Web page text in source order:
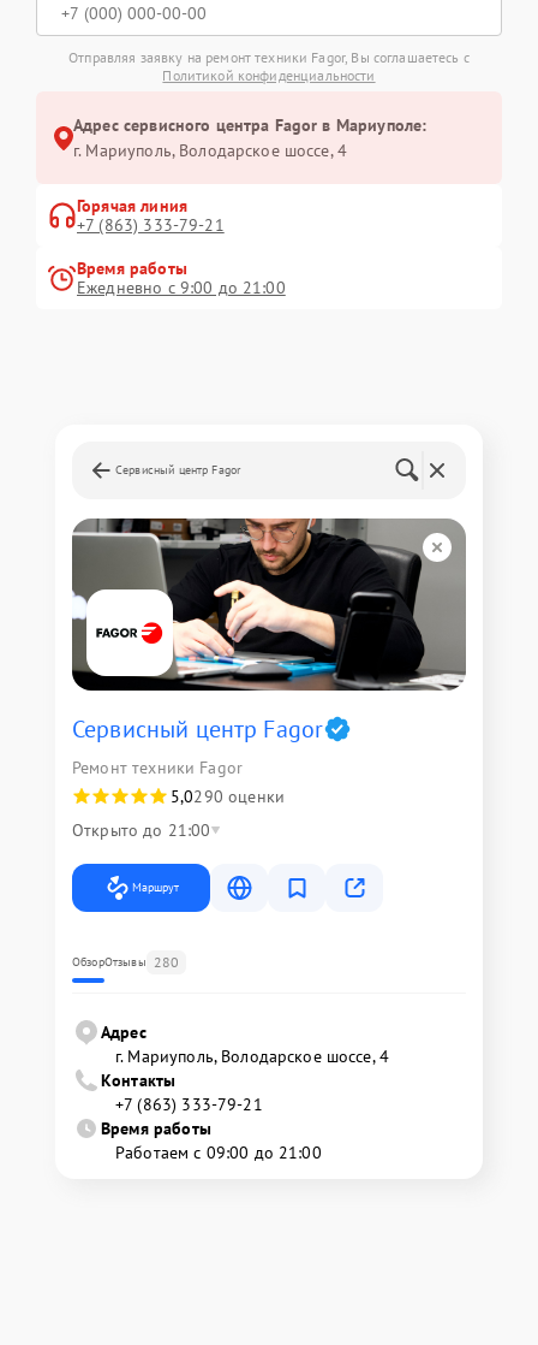
Отправляя заявку на ремонт техники Fagor, Вы соглашаетесь с
Политикой конфиденциальности
Адрес сервисного центра Fagor в Мариуполе:
г. Мариуполь, Володарское шоссе, 4
Горячая линия
+7 (863) 333-79-21
Время работы
Ежедневно с 9:00 до 21:00
Сервисный центр Fagor
Сервисный центр Fagor
Ремонт техники Fagor
5,0290 оценки
Открыто до 21:00
Маршрут
ОбзорОтзывы 280
Адрес
г. Мариуполь, Володарское шоссе, 4
Контакты
+7 (863) 333-79-21
Время работы
Работаем с 09:00 до 21:00